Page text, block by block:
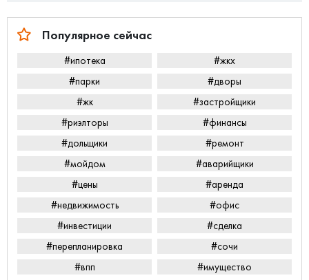
Популярное сейчас
#ипотека
#жкх
#парки
#дворы
#жк
#застройщики
#риэлторы
#финансы
#дольщики
#ремонт
#мойдом
#аварийщики
#цены
#аренда
#недвижимость
#офис
#инвестиции
#сделка
#перепланировка
#сочи
#впп
#имущество